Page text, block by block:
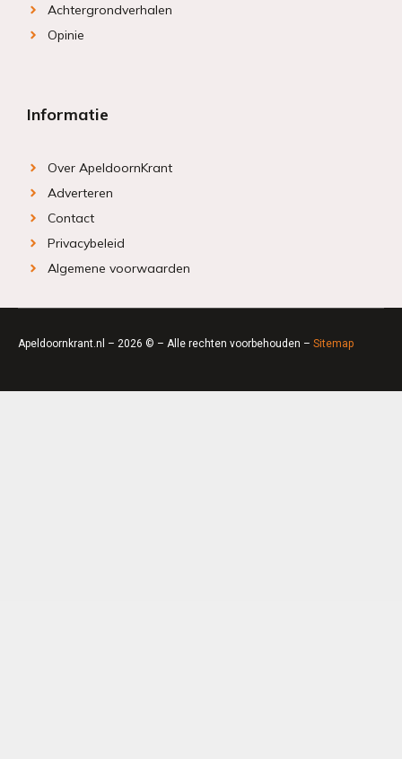
Achtergrondverhalen
Opinie
Informatie
Over ApeldoornKrant
Adverteren
Contact
Privacybeleid
Algemene voorwaarden
Apeldoornkrant.nl – 2026 © – Alle rechten voorbehouden – Sitemap